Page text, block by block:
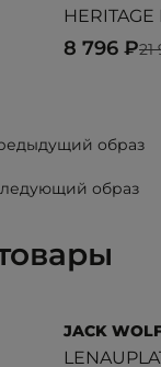
21
8 796 ₽
образ
образ
JACK